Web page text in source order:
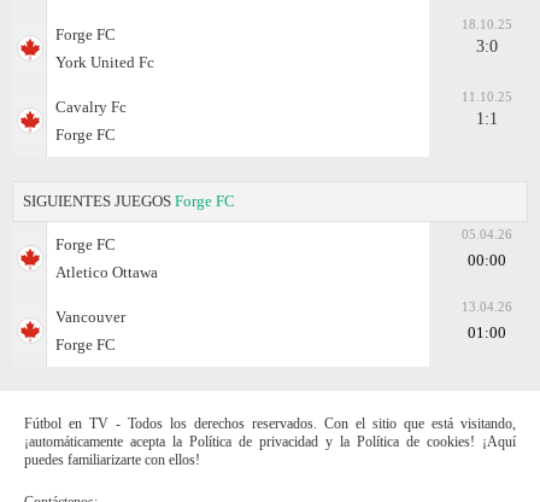
Forge FC
York United Fc
18.10.25
3:0
Cavalry Fc
Forge FC
11.10.25
1:1
SIGUIENTES JUEGOS Forge FC
Forge FC
Atletico Ottawa
05.04.26
00:00
Vancouver
Forge FC
13.04.26
01:00
Fútbol en TV - Todos los derechos reservados. Con el sitio que está visitando,
¡automáticamente acepta la Política de privacidad y la Política de cookies! ¡Aquí
puedes familiarizarte con ellos!